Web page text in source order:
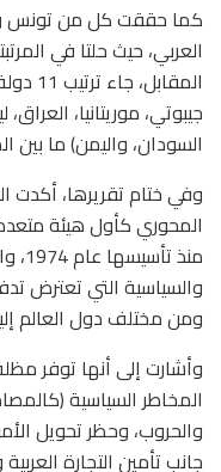
كما حققت كل من تونس
جيبوتي، موريتانيا،
السودان، واليمن) ما بين المركزين 104 و158
وفي ختام تقريرها، أكدت
المحوري كأول هيئة
منذ
والسياسية التي تعترض
ومن مختلف دول العالم
وأشارت إلى أنها توفر
المخاطر السياسية
والحروب، وحظر تحويل
جانب تأمين التجارة